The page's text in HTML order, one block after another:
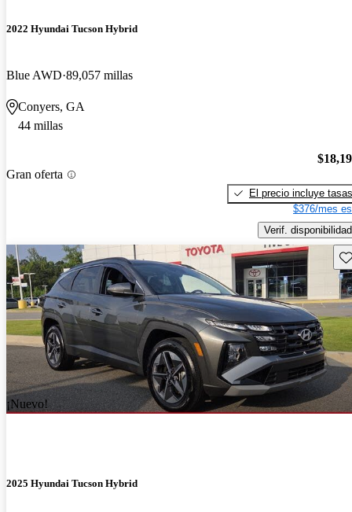
2022 Hyundai Tucson Hybrid
Blue AWD 89,057 millas
Conyers, GA
44 millas
Gran oferta
El precio incluye tasas
$376/mes
Verif. disponibilidad
¡Nuevo!
2025 Hyundai Tucson Hybrid